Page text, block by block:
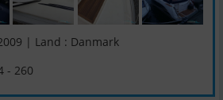
| Land : Danmark
- 260